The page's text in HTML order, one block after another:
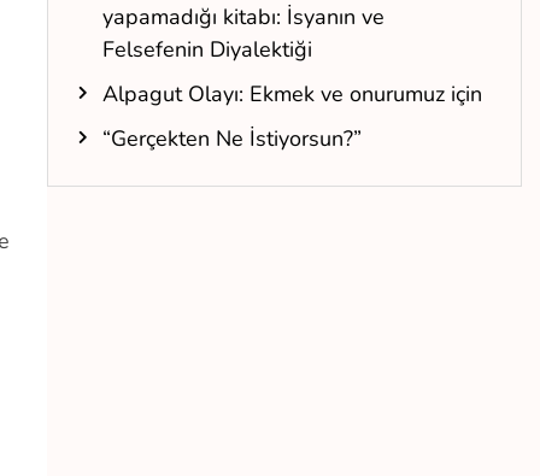
yapamadığı kitabı: İsyanın ve
Felsefenin Diyalektiği
Alpagut Olayı: Ekmek ve onurumuz için
“Gerçekten Ne İstiyorsun?”